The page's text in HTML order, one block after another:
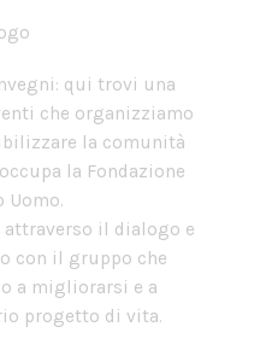
qui trovi una
che organizziamo
la comunità
la Fondazione
Uomo.
il dialogo e
con il gruppo che
a migliorarsi e a
progetto di vita.